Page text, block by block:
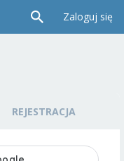
Zaloguj się
REJESTRACJA